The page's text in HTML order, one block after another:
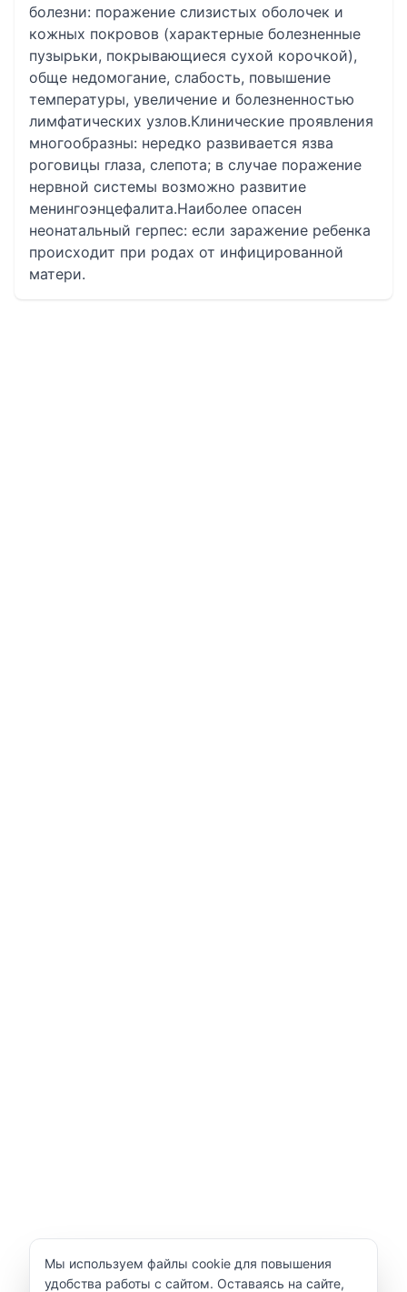
болезни: поражение слизистых оболочек и
кожных покровов (характерные болезненные
пузырьки, покрывающиеся сухой корочкой),
обще недомогание, слабость, повышение
температуры, увеличение и болезненностью
лимфатических узлов.Клинические проявления
многообразны: нередко развивается язва
роговицы глаза, слепота; в случае поражение
нервной системы возможно развитие
менингоэнцефалита.Наиболее опасен
неонатальный герпес: если заражение ребенка
происходит при родах от инфицированной
матери.
Уведомление об использовании cookie
Мы используем файлы cookie для повышения
удобства работы с сайтом. Оставаясь на сайте,